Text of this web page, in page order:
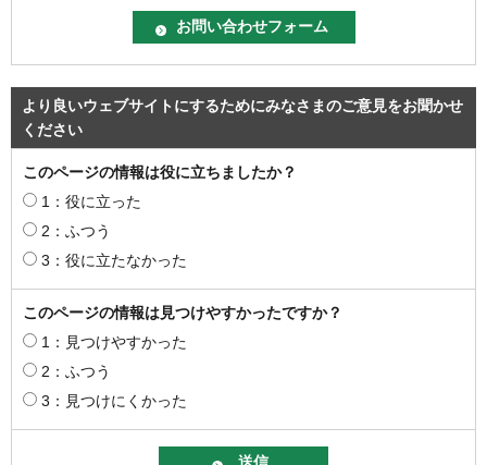
より良いウェブサイトにするためにみなさまのご意見をお聞かせ
ください
このページの情報は役に立ちましたか？
1：役に立った
2：ふつう
3：役に立たなかった
このページの情報は見つけやすかったですか？
1：見つけやすかった
2：ふつう
3：見つけにくかった